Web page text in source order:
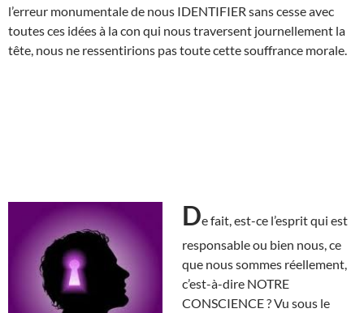
l’erreur monumentale de nous IDENTIFIER sans cesse avec
toutes ces idées à la con qui nous traversent journellement la
tête, nous ne ressentirions pas toute cette souffrance morale.
De fait, est-ce l’esprit qui est
responsable ou bien nous, ce
que nous sommes réellement,
c’est-à-dire NOTRE
CONSCIENCE ? Vu sous le